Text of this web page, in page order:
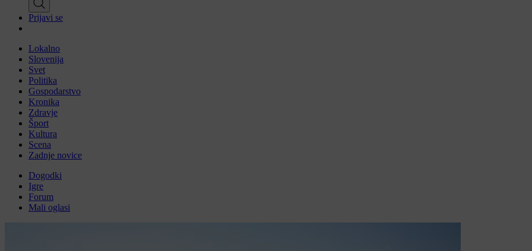
Prijavi se
Lokalno
Slovenija
Svet
Politika
Gospodarstvo
Kronika
Zdravje
Šport
Kultura
Scena
Zadnje novice
Dogodki
Igre
Forum
Mali oglasi